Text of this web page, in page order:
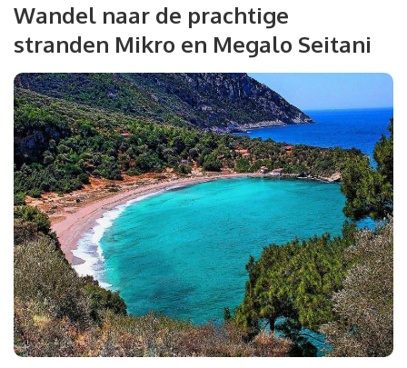
Wandel naar de prachtige
stranden Mikro en Megalo Seitani